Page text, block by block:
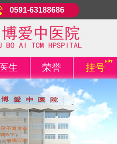
0591-63188686
医生 荣誉 挂号